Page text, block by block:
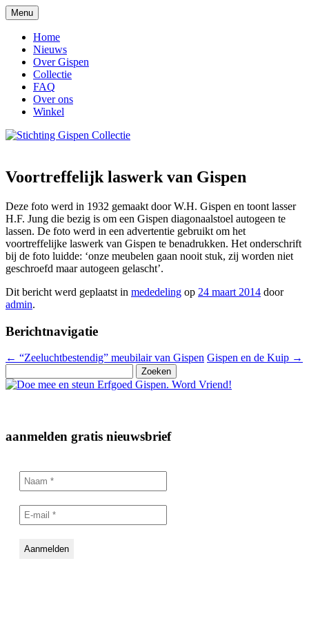
Ga
naar
inhoud
Stichting Gispen Collectie
Menu
Home
Nieuws
Over Gispen
Collectie
FAQ
Over ons
Winkel
Voortreffelijk laswerk van Gispen
Deze foto werd in 1932 gemaakt door W.H. Gispen en toont lasser
H.F. Jung die bezig is om een Gispen diagonaalstoel autogeen te
lassen. De foto werd in een advertentie gebruikt om het
voortreffelijke laswerk van Gispen te benadrukken. Het onderschrift
bij de foto luidde: ‘onze meubelen gaan nooit stuk, zij worden niet
geschroefd maar autogeen gelascht’.
Dit bericht werd geplaatst in mededeling op 24 maart 2014 door
admin.
Berichtnavigatie
← “Zeeluchtbestendig” meubilair van Gispen Gispen en de Kuip →
naar:
aanmelden gratis nieuwsbrief